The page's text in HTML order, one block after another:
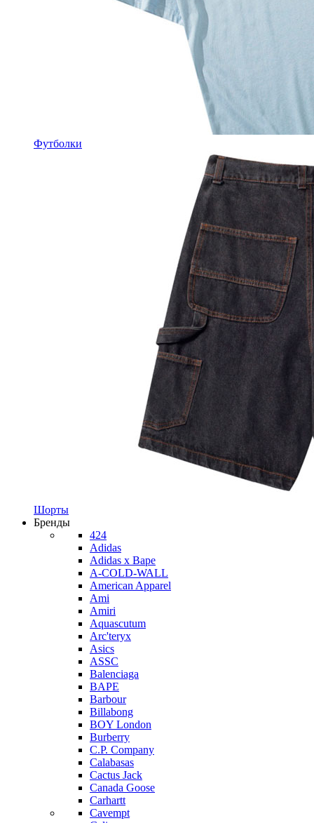
Футболки
Шорты
Бренды
424
Adidas
Adidas x Bape
A-COLD-WALL
American Apparel
Ami
Amiri
Aquascutum
Arc'teryx
Asics
ASSC
Balenciaga
BAPE
Barbour
Billabong
BOY London
Burberry
C.P. Company
Calabasas
Cactus Jack
Canada Goose
Carhartt
Cavempt